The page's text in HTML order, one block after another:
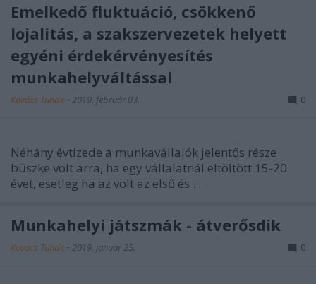
Emelkedő fluktuáció, csökkenő
lojalitás, a szakszervezetek helyett
egyéni érdekérvényesítés
munkahelyváltással
Kovács Tünde • 2019. február 03. 0
Néhány évtizede a munkavállalók jelentős része
büszke volt arra, ha egy vállalatnál eltöltött 15-20
évet, esetleg ha az volt az első és ...
Munkahelyi játszmák - átverősdik
Kovács Tünde • 2019. január 25. 0